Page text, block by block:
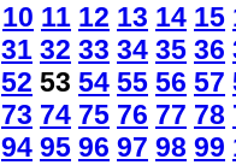
10 11 12 13 14 15
31 32 33 34 35 36
52 53 54 55 56 57
73 74 75 76 77 78
94 95 96 97 98 99